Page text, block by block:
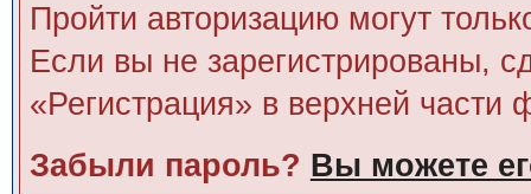
Пройти авторизацию могут
Если вы не зарегистрированы,
«Регистрация» в верхней части
Забыли пароль? Вы можете